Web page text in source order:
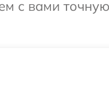
с вами